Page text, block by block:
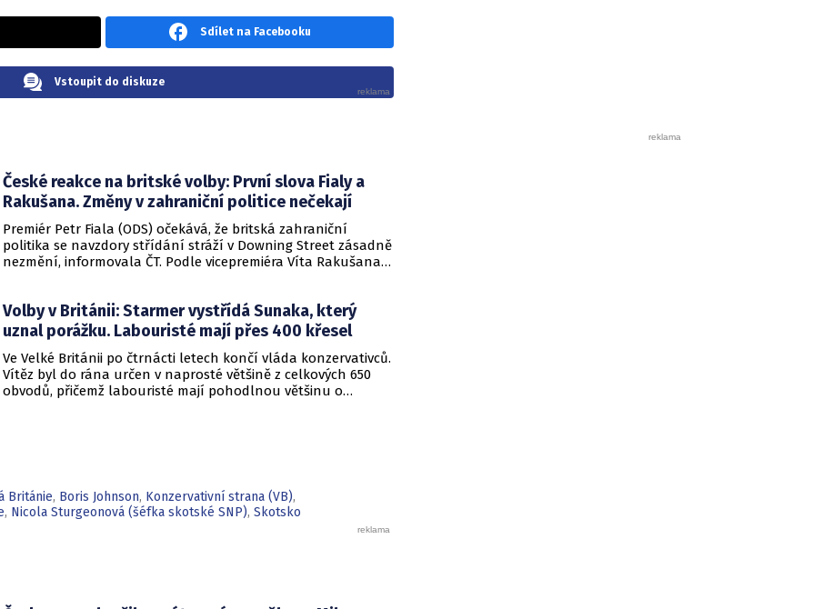
Sdílet na Facebooku
Vstoupit do diskuze
České reakce na britské volby: První slova Fialy a
Rakušana. Změny v zahraniční politice nečekají
Premiér Petr Fiala (ODS) očekává, že britská zahraniční
politika se navzdory střídání stráží v Downing Street zásadně
nezmění, informovala ČT. Podle vicepremiéra Víta Rakušana
pohodlnou většinu získali labouristé. Novým premiérem
bude Keir Starmer.
Volby v Británii: Starmer vystřídá Sunaka, který
uznal porážku. Labouristé mají přes 400 křesel
Ve Velké Británii po čtrnácti letech končí vláda konzervativců.
Vítěz byl do rána určen v naprosté většině z celkových 650
obvodů, přičemž labouristé mají pohodlnou většinu o
Británie, Boris Johnson, Konzervativní strana (VB),
, Nicola Sturgeonová (šéfka skotské SNP), Skotsko